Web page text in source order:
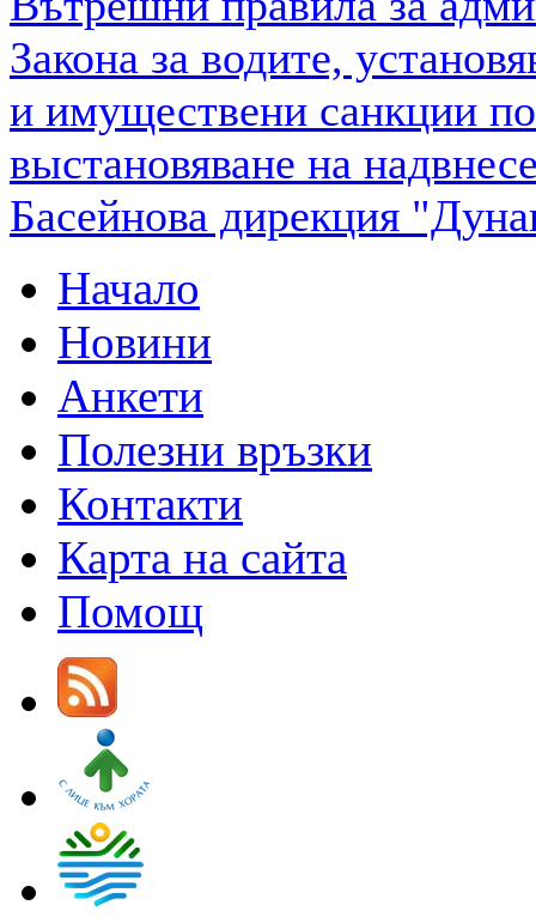
Закона за водите,
и имуществени санкции
выстановяване на
Басейнова дирекция
Начало
Новини
Анкети
Полезни връзки
Контакти
Карта на сайта
Помощ